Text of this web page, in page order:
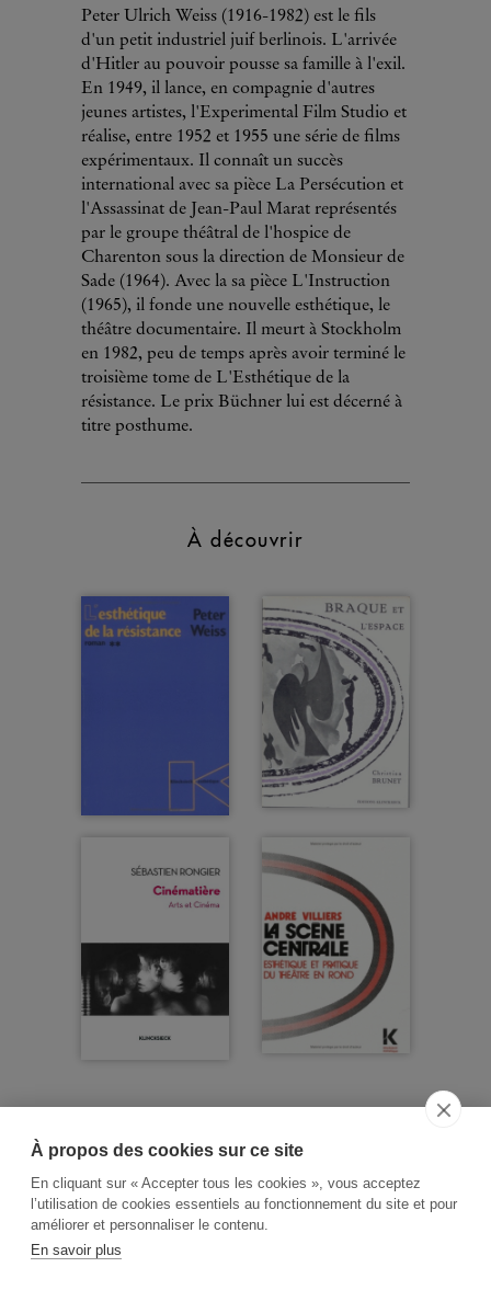
À propos des cookies sur ce site
En cliquant sur « Accepter tous les cookies », vous acceptez
l’utilisation de cookies essentiels au fonctionnement du site et pour
améliorer et personnaliser le contenu.
En savoir plus
Peter Ulrich Weiss (1916-1982) est le fils
d'un petit industriel juif berlinois. L'arrivée
d'Hitler au pouvoir pousse sa famille à l'exil.
En 1949, il lance, en compagnie d'autres
jeunes artistes, l'Experimental Film Studio et
réalise, entre 1952 et 1955 une série de films
expérimentaux. Il connaît un succès
international avec sa pièce La Persécution et
l'Assassinat de Jean-Paul Marat représentés
par le groupe théâtral de l'hospice de
Charenton sous la direction de Monsieur de
Sade (1964). Avec la sa pièce L'Instruction
(1965), il fonde une nouvelle esthétique, le
théâtre documentaire. Il meurt à Stockholm
en 1982, peu de temps après avoir terminé le
troisième tome de L'Esthétique de la
résistance. Le prix Büchner lui est décerné à
titre posthume.
À découvrir
RECHERCHE THÉMATIQUE
RIGHTS & PERMISSIONS